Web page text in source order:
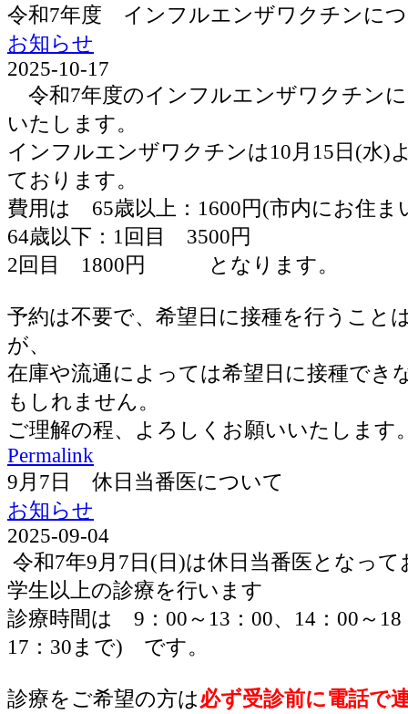
令和7年度 インフルエンザワクチンに
お知らせ
2025-10-17
令和7年度のインフルエンザワクチン
いたします。
インフルエンザワクチンは10月15日(水)
ております。
費用は 65歳以上：1600円(市内にお住ま
64歳以下：1回目 3500円
2回目 1800円 となります。
予約は不要で、希望日に接種を行うこと
が、
在庫や流通によっては希望日に接種でき
もしれません。
ご理解の程、よろしくお願いいたします
Permalink
9月7日 休日当番医について
お知らせ
2025-09-04
令和7年9月7日(日)は休日当番医となっ
学生以上の診療を行います
診療時間は 9：00～13：00、14：00～
17：30まで) です。
診療をご希望の方は必ず受診前に電話で